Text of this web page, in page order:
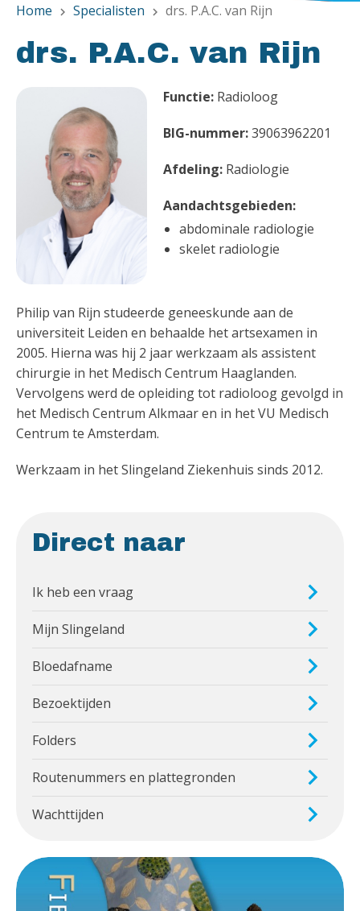
Home chevron_right Specialisten chevron_right drs. P.A.C. van Rijn
drs. P.A.C. van Rijn
Functie: Radioloog
BIG-nummer:39063962201
Afdeling: Radiologie
Aandachtsgebieden:
abdominale radiologie
skelet radiologie
Philip van Rijn studeerde geneeskunde aan de
universiteit Leiden en behaalde het artsexamen in
2005. Hierna was hij 2 jaar werkzaam als assistent
chirurgie in het Medisch Centrum Haaglanden.
Vervolgens werd de opleiding tot radioloog gevolgd in
het Medisch Centrum Alkmaar en in het VU Medisch
Centrum te Amsterdam.
Werkzaam in het Slingeland Ziekenhuis sinds 2012.
Direct naar
Ik heb een vraag
Mijn Slingeland
Bloedafname
Bezoektijden
Folders
Routenummers en plattegronden
Wachttijden